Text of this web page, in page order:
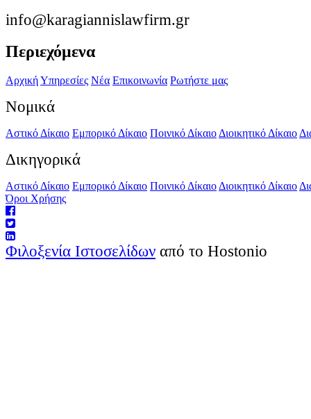
info@karagiannislawfirm.gr
Περιεχόμενα
ΑρχικήΥπηρεσίες Νέα Επικοινωνία Ρωτήστε μας
Νομικά
Αστικό Δίκαιο Εμπορικό Δίκαιο Ποινικό Δίκαιο Διοικητικό Δίκαιο
Δικηγορικά
Αστικό Δίκαιο Εμπορικό Δίκαιο Ποινικό Δίκαιο Διοικητικό Δίκαιο
Όροι Χρήσης
Φιλοξενία Ιστοσελίδων από το Hostonio